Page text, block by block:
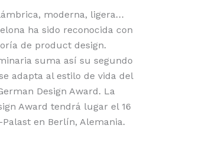
moderna, ligera…
ha sido reconocida con
de product design.
suma así su segundo
adapta al estilo de vida del
Design Award. La
Award tendrá lugar el 16
en Berlín, Alemania.